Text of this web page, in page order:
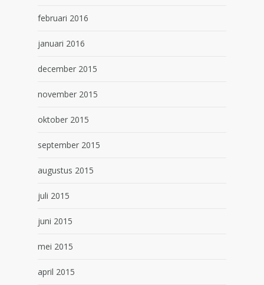
februari 2016
januari 2016
december 2015
november 2015
oktober 2015
september 2015
augustus 2015
juli 2015
juni 2015
mei 2015
april 2015